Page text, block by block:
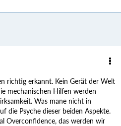
richtig erkannt. Kein Gerät der Welt
mechanischen Hilfen werden
Was mane nicht in
die Psyche dieser beiden Aspekte.
Overconfidence, das werden wir